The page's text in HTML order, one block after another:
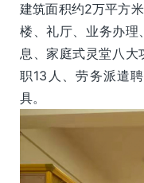
建筑面积约2万平方
楼、礼厅、业务办理
息、家庭式灵堂八大
职13人、劳务派遣
具。